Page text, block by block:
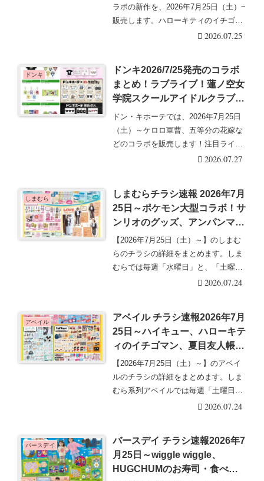
など！再販売は？
ラボの新作を、2026年7月25日（土）~
販売します。ハローキティのイチゴマ
ン、ベーシ・・・続きを読む2026.07.25
ドンキ
ドンキ2026/7/25発売のコラボ
まとめ！ラブライブ！蓮ノ空女
学院スクールアイドルクラブ、
ケロロ軍曹、五等分の花嫁など
♡口コミ、入荷数、行列、売り
切れ、整理券は？
ドン・キホーテでは、2026年7月25日
（土）～ケロロ軍曹、五等分の花嫁な
どのコラボを販売します！注目ライン
ナップと戦利・・・続きを読む2026.07.27
しまむら
しまむらチラシ速報 2026年7月
25日～ポケモン大型コラボ！サ
ンリオのグッズ、アンパンマ
ン、ミッフィー、JAWS、マイ
クラの長袖Tシャツも！
【2026年7月25日（土）～】のしまむ
らのチラシの詳細をまとめます。しま
むらでは毎週「水曜日」と、「土曜
日」などに最新・・・続きを読む
2026.07.24
アベイル
アベイル チラシ速報2026年7月
25日～ハイキュー、ハローキテ
ィのイチゴマン、夏目友人帳、
パワーパフガールズのコラボも
新発売！
【2026年7月25日（土）～】のアベイ
ルのチラシの詳細をまとめます。しま
むら系列アベイルでは毎週「土曜日」
に最新チラシ・・・続きを読む2026.07.24
バースデイ
バースデイ チラシ速報2026年7
月25日～wiggle wiggle、
HUGCHUMのお寿司・食べ物